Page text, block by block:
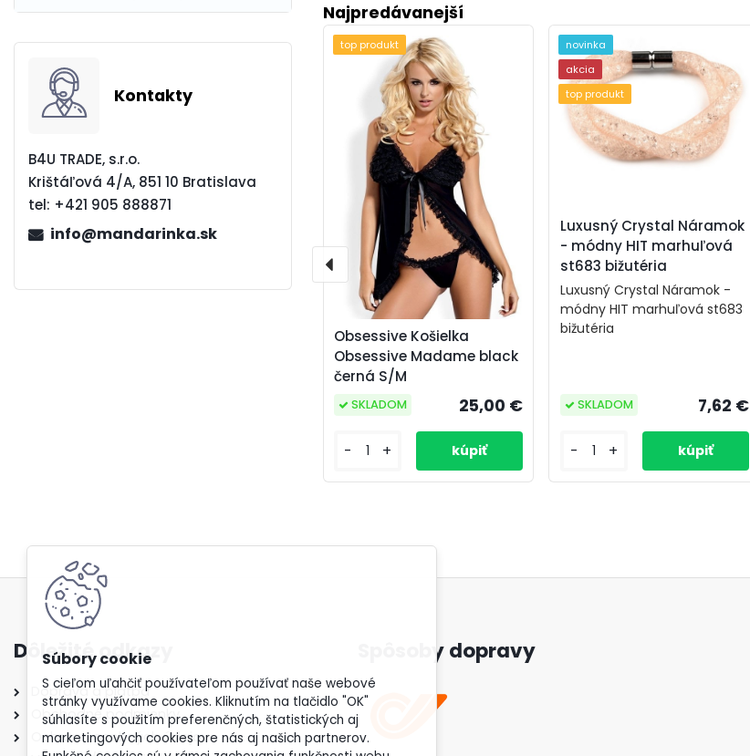
S cieľom uľahčiť používateľom používať naše webové
stránky využívame cookies. Kliknutím na tlačidlo "OK"
súhlasíte s použitím preferenčných, štatistických aj
marketingových cookies pre nás aj našich partnerov.
Kontakty
B4U TRADE, s.r.o.
Krištáľová 4/A, 851 10 Bratislava
tel: +421 905 888871
info@mandarinka.sk
Najpredávanejší
Obsessive Košielka
Obsessive Madame black
černá S/M
25,00 €
- +
SKLADOM
top produkt
Luxusný Crystal Náramok
- módny HIT marhuľová
st683 bižutéria
Luxusný Crystal Náramok -
módny HIT marhuľová st683
bižutéria
7,62 €
- +
SKLADOM
novinka
akcia
top produkt
Dôležité odkazy
Doprava a platba
Obchodné podmienky
Ochrana osobných údajov
Spôsoby dopravy